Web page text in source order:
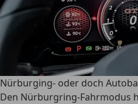
Nürburging- oder doch
Den Nürburgring-Fahrmodus